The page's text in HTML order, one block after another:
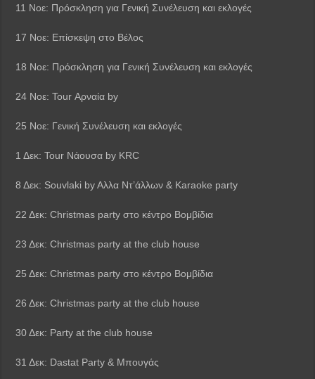
11 Νοε: Πρόσκληση για Γενική Συνέλευση και εκλογές
17 Νοε: Επίσκεψη στο Βέλος
18 Νοε: Πρόσκληση για Γενική Συνέλευση και εκλογές
24 Νοε: Tour Αρναία by
25 Νοε: Γενική Συνέλευση και εκλογές
1 Δεκ: Tour Νάουσα by KRC
8 Δεκ: Souvlaki by Aλλα Ντ’άλλων & Karaoke party
22 Δεκ: Christmas party στο κέντρο Βομβίδια
23 Δεκ: Christmas party at the club house
25 Δεκ: Christmas party στο κέντρο Βομβίδια
26 Δεκ: Christmas party at the club house
30 Δεκ: Party at the club house
31 Δεκ: Dastat Party & Μπουγάς